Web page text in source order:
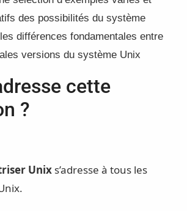
des possibilités du système
différences fondamentales entre
versions du système Unix
cette
?
Unixs’adresse à tous les